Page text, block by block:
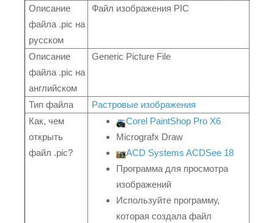
Описание
файла .pic на
русском
Файл изображения PIC
Описание
файла .pic на
английском
Generic Picture File
Тип файла
Растровые изображения
Как, чем
открыть
файл .pic?
Corel PaintShop Pro X6
Micrografx Draw
ACD Systems ACDSee 18
Программа для просмотра
изображений
Используйте программу,
которая создала файл